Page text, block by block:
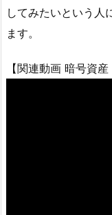
してみたいという人
ます。
【関連動画 暗号資